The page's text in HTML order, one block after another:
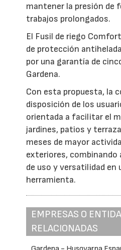
mantener la presión de
trabajos prolongados.
El Fusil de riego
de protección
por una garantía de
Gardena.
Con esta propuesta, la
disposición de los
orientada a facilitar el
jardines, patios y
meses de mayor
exteriores, combinando
de uso y versatilidad en
herramienta.
EMPRESAS O
RELACIONADAS